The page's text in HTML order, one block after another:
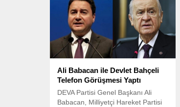
Ali Babacan ile Devlet Bahçeli
Telefon Görüşmesi Yaptı
DEVA Partisi Genel Başkanı Ali
Babacan, Milliyetçi Hareket Partisi